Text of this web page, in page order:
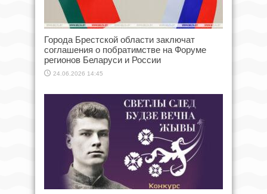
Города Брестской области заключат
соглашения о побратимстве на Форуме
регионов Беларуси и России
24.06.2026 14:45